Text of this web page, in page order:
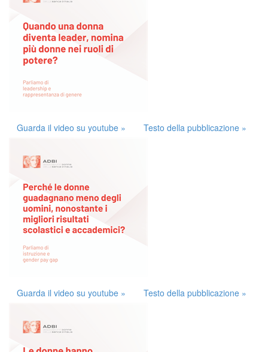
Guarda il video su youtube » Testo della pubblicazione »
Guarda il video su youtube » Testo della pubblicazione »